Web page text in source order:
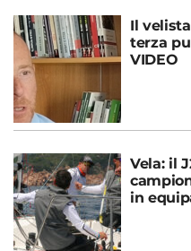
Il
terza
VIDEO
Vela: il
in